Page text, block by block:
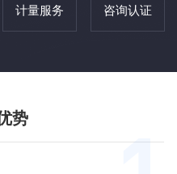
计量服务 咨询认证
势